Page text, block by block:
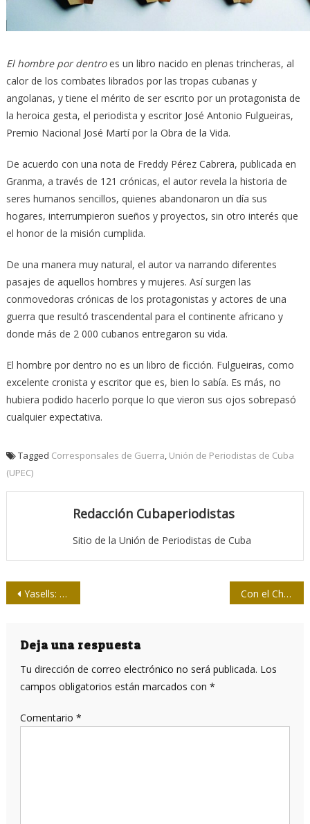
El hombre por dentroes un libro nacido en plenas trincheras, al
calor de los combates librados por las tropas cubanas y
angolanas, y tiene el mérito de ser escrito por un protagonista de
la heroica gesta, el periodista y escritor José Antonio Fulgueiras,
Premio Nacional José Martí por la Obra de la Vida.
De acuerdo con una nota de Freddy Pérez Cabrera, publicada en
Granma, a través de 121 crónicas, el autor revela la historia de
seres humanos sencillos, quienes abandonaron un día sus
hogares, interrumpieron sueños y proyectos, sin otro interés que
el honor de la misión cumplida.
De una manera muy natural, el autor va narrando diferentes
pasajes de aquellos hombres y mujeres. Así surgen las
conmovedoras crónicas de los protagonistas y actores de una
guerra que resultó trascendental para el continente africano y
donde más de 2 000 cubanos entregaron su vida.
El hombre por dentro no es un libro de ficción. Fulgueiras, como
excelente cronista y escritor que es, bien lo sabía. Es más, no
hubiera podido hacerlo porque lo que vieron sus ojos sobrepasó
cualquier expectativa.
Tagged Corresponsales de Guerra, Unión de Periodistas de Cuba
(UPEC)
Redacción Cubaperiodistas
Sitio de la Unión de Periodistas de Cuba
Navegación
entradas
Yasells: una historia viva Con el Che y la bioética
Deja una respuesta
Tu dirección de correo electrónico no será publicada. Los
campos obligatorios están marcados con *
Comentario *